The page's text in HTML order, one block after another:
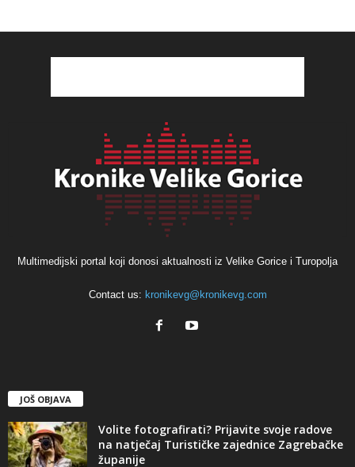
Multimedijski portal koji donosi aktualnosti iz Velike Gorice i Turopolja
Contact us: kronikevg@kronikevg.com
JOŠ OBJAVA
Volite fotografirati? Prijavite svoje radove
na natječaj Turističke zajednice Zagrebačke
županije